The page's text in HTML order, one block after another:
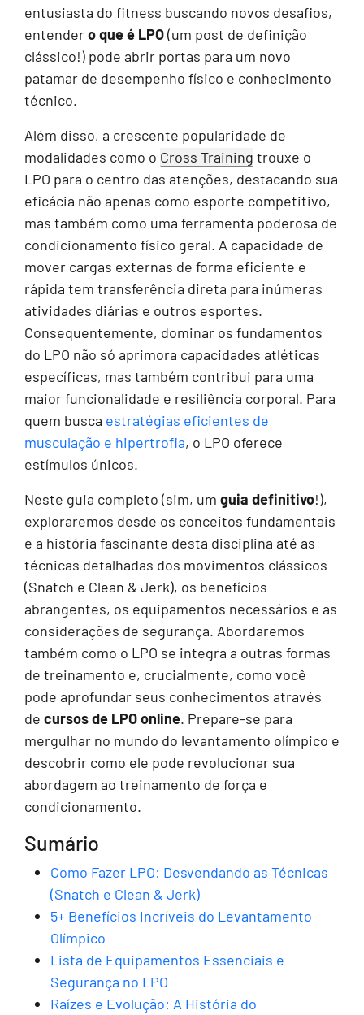
entusiasta do fitness buscando novos desafios,
entendero que é LPO(um post de definição
clássico!) pode abrir portas para um novo
patamar de desempenho físico e conhecimento
técnico.
Além disso, a crescente popularidade de
modalidades como o Cross Training trouxe o
LPO para o centro das atenções, destacando sua
eficácia não apenas como esporte competitivo,
mas também como uma ferramenta poderosa de
condicionamento físico geral. A capacidade de
mover cargas externas de forma eficiente e
rápida tem transferência direta para inúmeras
atividades diárias e outros esportes.
Consequentemente, dominar os fundamentos
do LPO não só aprimora capacidades atléticas
específicas, mas também contribui para uma
maior funcionalidade e resiliência corporal. Para
quem busca estratégias eficientes de
musculação e hipertrofia, o LPO oferece
estímulos únicos.
Neste guia completo (sim, um guia definitivo!),
exploraremos desde os conceitos fundamentais
e a história fascinante desta disciplina até as
técnicas detalhadas dos movimentos clássicos
(Snatch e Clean & Jerk), os benefícios
abrangentes, os equipamentos necessários e as
considerações de segurança. Abordaremos
também como o LPO se integra a outras formas
de treinamento e, crucialmente, como você
pode aprofundar seus conhecimentos através
de cursos de LPO online. Prepare-se para
mergulhar no mundo do levantamento olímpico e
descobrir como ele pode revolucionar sua
abordagem ao treinamento de força e
condicionamento.
Sumário
Como Fazer LPO: Desvendando as Técnicas
(Snatch e Clean & Jerk)
5+ Benefícios Incríveis do Levantamento
Olímpico
Lista de Equipamentos Essenciais e
Segurança no LPO
Raízes e Evolução: A História do